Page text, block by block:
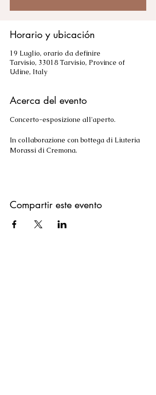
Horario y ubicación
19 Luglio, orario da definire
Tarvisio, 33018 Tarvisio, Province of
Udine, Italy
Acerca del evento
Concerto-esposizione all'aperto.
In collaborazione con bottega di Liuteria
Morassi di Cremona.
Compartir este evento